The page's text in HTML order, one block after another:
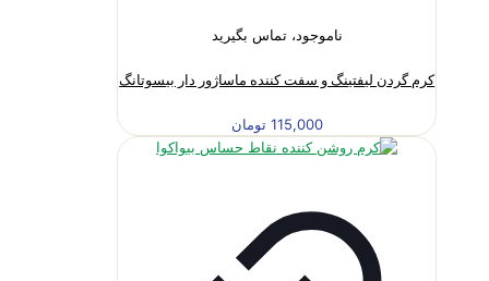
ناموجود، تماس بگیرید
کرم گردن لیفتینگ و سفت کننده ماساژور دار بیسوتانگ
115,000 تومان